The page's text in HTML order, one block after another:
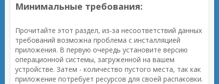
Минимальные требования:
Прочитайте этот раздел, из-за несоответствий данных
требований возможна проблема с инсталляцией
приложения. В первую очередь установите версию
операционной системы, загруженной на вашем
устройстве. Затем - количество пустого места, так как
приложение потребует ресурсов для своей распаковки.